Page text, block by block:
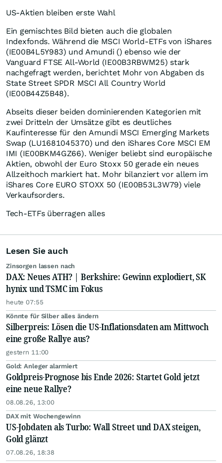
US-Aktien bleiben erste Wahl
Ein gemischtes Bild bieten auch die globalen
Indexfonds. Während die MSCI World-ETFs von iShares
(IE00B4L5Y983) und Amundi () ebenso wie der
Vanguard FTSE All-World (IE00B3RBWM25) stark
nachgefragt werden, berichtet Mohr von Abgaben ds
State Street SPDR MSCI All Country World
(IE00B44Z5B48).
Abseits dieser beiden dominierenden Kategorien mit
zwei Dritteln der Umsätze gibt es deutliches
Kaufinteresse für den Amundi MSCI Emerging Markets
Swap (LU1681045370) und den iShares Core MSCI EM
IMI (IE00BKM4GZ66). Weniger beliebt sind europäische
Aktien, obwohl der Euro Stoxx 50 gerade ein neues
Allzeithoch markiert hat. Mohr bilanziert vor allem im
iShares Core EURO STOXX 50 (IE00B53L3W79) viele
Verkaufsorders.
Tech-ETFs überragen alles
Lesen Sie auch
Zinsorgen lassen nach
DAX: Neues ATH? | Berkshire: Gewinn explodiert, SK
hynix und TSMC im Fokus
heute 07:55
Könnte für Silber alles ändern
Silberpreis: Lösen die US-Inflationsdaten am Mittwoch
eine große Rallye aus?
gestern 11:00
Gold: Anleger alarmiert
Goldpreis-Prognose bis Ende 2026: Startet Gold jetzt
eine neue Rallye?
08.08.26, 13:00
DAX mit Wochengewinn
US-Jobdaten als Turbo: Wall Street und DAX steigen,
Gold glänzt
07.08.26, 18:38